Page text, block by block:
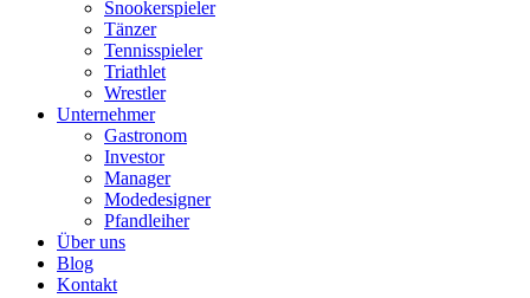
Snookerspieler
Tänzer
Tennisspieler
Triathlet
Wrestler
Unternehmer
Gastronom
Investor
Manager
Modedesigner
Pfandleiher
Über uns
Blog
Kontakt